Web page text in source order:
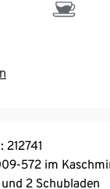
572 im
2 Schubladen